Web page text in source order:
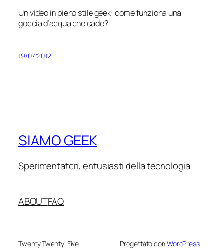
Un video in pieno stile geek: come funziona una
goccia d’acqua che cade?
19/07/2012
SIAMO GEEK
Sperimentatori, entusiasti della tecnologia
ABOUTFAQ
Twenty Twenty-Five Progettato conWordPress